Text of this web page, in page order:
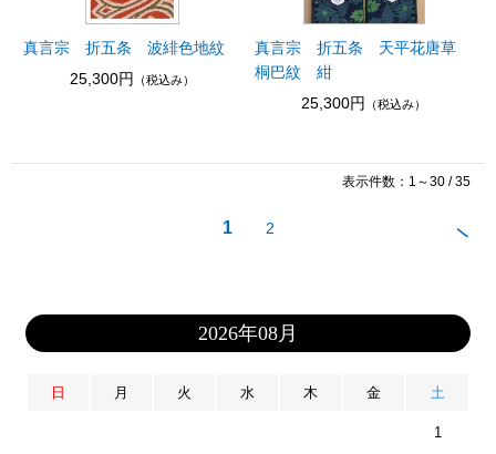
真言宗 折五条 波緋色地紋
25,300円
（税込み）
真言宗 折五条 天平花唐草
桐巴紋 紺
25,300円
（税込み）
表示件数：1～30 / 35
1 2
2026年08月
日 月 火 水 木 金 土
1